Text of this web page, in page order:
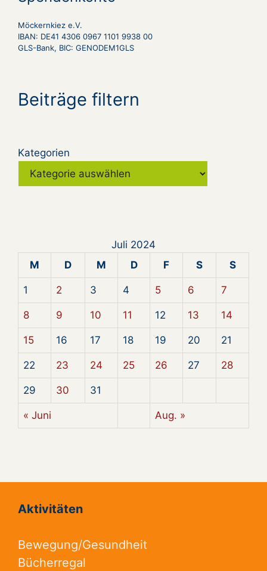
Möckernkiez e.V.
IBAN: DE41 4306 0967 1101 9938 00
GLS-Bank, BIC: GENODEM1GLS
Beiträge filtern
Kategorien
Juli 2024
M
D M D F S S
1 2 3 4 5 6 7
8 9 10 11 12 13 14
15 16 17 18 19 20 21
22 23 24 25 26 27 28
29 30 31
« Juni Aug. »
Aktivitäten
Bewegung/Gesundheit
Bücherregal